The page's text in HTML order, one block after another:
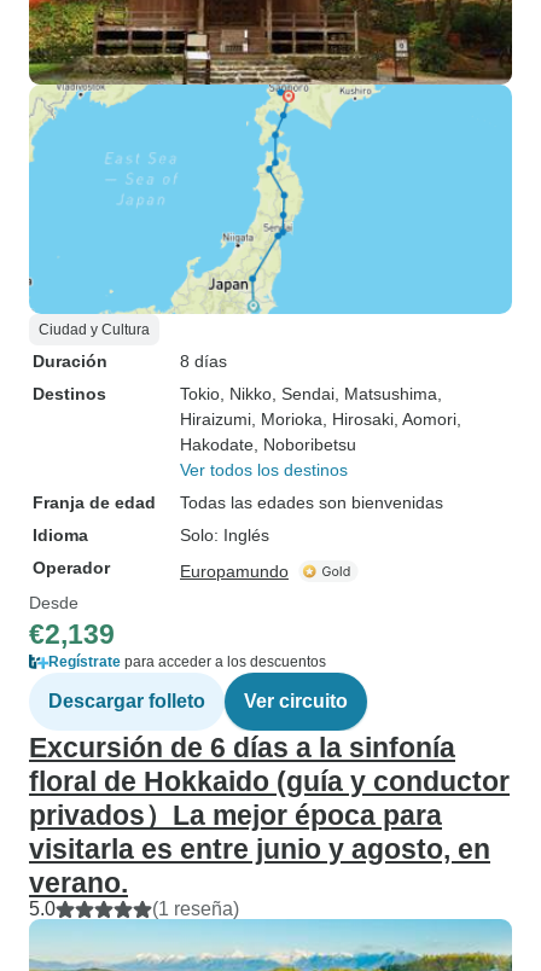
Ciudad y Cultura
Duración
8 días
Destinos
Tokio , Nikko , Sendai , Matsushima
Hiraizumi , Morioka , Hirosaki , Aomori
Hakodate , Noboribetsu
Ver todos los destinos
Franja de edad
Todas las edades son bienvenidas
Idioma
Solo: Inglés
Operador
Europamundo
Desde
€2,139
Regístrate para acceder a los descuentos
Descargar folleto Ver circuito
Excursión de 6 días a la sinfonía
floral de Hokkaido (guía y conductor
privados）La mejor época para
visitarla es entre junio y agosto, en
verano.
5.0 (1 reseña)